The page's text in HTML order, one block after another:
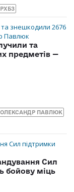
РХБЗ
та
предметів —
ОЛЕКСАНДР ПАВЛЮК
Сил
бойову міць